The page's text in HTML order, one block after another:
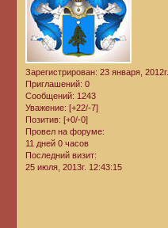
Зарегистрирован: 23 января, 2012г.
Приглашений: 0
Сообщений: 1243
Уважение: [+22/-7]
Позитив: [+0/-0]
Провел на форуме:
11 дней 0 часов
Последний визит:
25 июля, 2013г. 12:43:15